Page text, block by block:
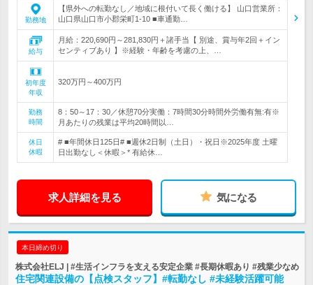
勤務地
【県外への転勤なし／地域に根付いて長く働ける】 山口営業所：
山口県山口市小郡栄町1-10 ■車通勤…
給与
月給：220,690円～281,830円＋諸手当【 別途、賞与年2回＋イン
センティブあり 】※経験・年齢を考慮の上、…
初年度
年収
320万円～400万円
勤務
時間
8：50～17：30／休憩70分実働：7時間30分時間外労働有無:有※
月あたりの残業は平均20時間以…
休日
休暇
# ■年間休日125日# ■週休2日制（土日）・祝日※2025年度 土曜
日出勤なし＜休暇＞* 有給休…
求人詳細を見る 気になる
本日締め切り
株式会社ELJ | #生活インフラを支える安定企業 #長期休暇あり #残業少なめ
住宅関連設備の【点検スタッフ】#転勤なし #未経験活躍可能